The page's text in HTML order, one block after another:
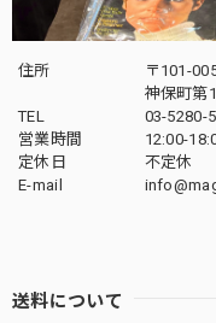
住所
〒101-
神保町第
TEL
03-5280-
営業時間
12:00-
定休日
不定休
E-mail
送料について